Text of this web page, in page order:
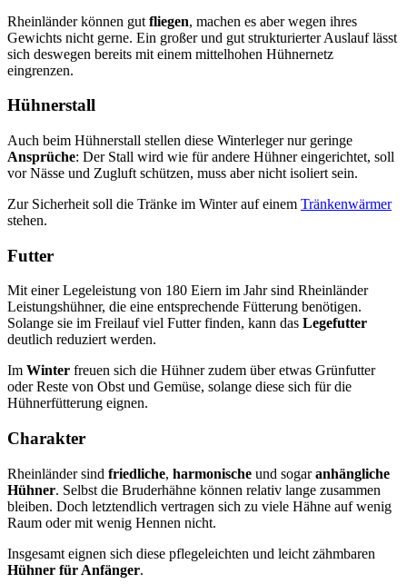
Rheinländer können gut fliegen, machen es aber wegen ihres
Gewichts nicht gerne. Ein großer und gut strukturierter Auslauf lässt
sich deswegen bereits mit einem mittelhohen Hühnernetz
eingrenzen.
Hühnerstall
Auch beim Hühnerstall stellen diese Winterleger nur geringe
Ansprüche: Der Stall wird wie für andere Hühner eingerichtet, soll
vor Nässe und Zugluft schützen, muss aber nicht isoliert sein.
Zur Sicherheit soll die Tränke im Winter auf einem Tränkenwärmer
stehen.
Futter
Mit einer Legeleistung von 180 Eiern im Jahr sind Rheinländer
Leistungshühner, die eine entsprechende Fütterung benötigen.
Solange sie im Freilauf viel Futter finden, kann das Legefutter
deutlich reduziert werden.
Im Winter freuen sich die Hühner zudem über etwas Grünfutter
oder Reste von Obst und Gemüse, solange diese sich für die
Hühnerfütterung eignen.
Charakter
Rheinländer sind friedliche, harmonische und sogaranhängliche
Hühner. Selbst die Bruderhähne können relativ lange zusammen
bleiben. Doch letztendlich vertragen sich zu viele Hähne auf wenig
Raum oder mit wenig Hennen nicht.
Insgesamt eignen sich diese pflegeleichten und leicht zähmbaren
Hühner für Anfänger.